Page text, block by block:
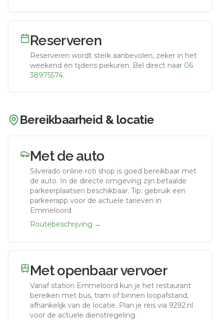
Reserveren
Reserveren wordt sterk aanbevolen, zeker in het
weekend en tijdens piekuren. Bel direct naar 06
38975574.
Bereikbaarheid & locatie
Met de auto
Silverado online roti shop is goed bereikbaar met
de auto. In de directe omgeving zijn betaalde
parkeerplaatsen beschikbaar. Tip: gebruik een
parkeerapp voor de actuele tarieven in
Emmeloord.
Routebeschrijving →
Met openbaar vervoer
Vanaf station Emmeloord kun je het restaurant
bereiken met bus, tram of binnen loopafstand,
afhankelijk van de locatie. Plan je reis via 9292.nl
voor de actuele dienstregeling.